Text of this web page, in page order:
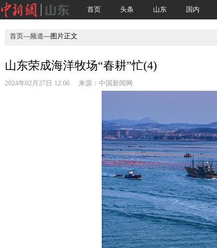
首页 头条 山东 国内
首页—频道—图片正文
山东荣成海洋牧场“春耕”忙(4)
2024年02月27日 12:06 来源： 中国新闻网